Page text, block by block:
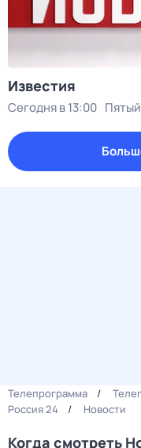
Известия
Сегодня в 13:00
Телепрограмма
Россия 24
Новости
Когда смотреть